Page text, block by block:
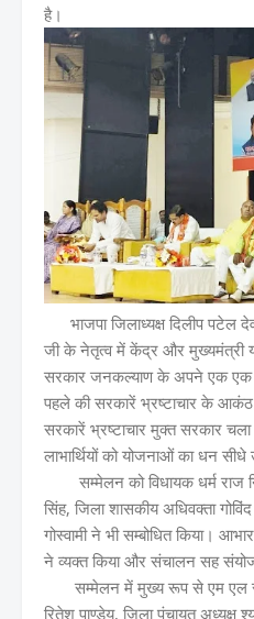
है।
भाजपा जिलाध्यक्ष दिलीप पटेल
जी के नेतृत्व में केंद्र और मुख्यमंत्री
सरकार जनकल्याण के अपने एक एक
पहले की सरकारें भ्रष्टाचार के आकंठ
सरकारें भ्रष्टाचार मुक्त सरकार चला
लाभार्थियों को योजनाओं का धन
सम्मेलन को विधायक धर्म राज
सिंह, जिला शासकीय अधिवक्ता
गोस्वामी ने भी सम्बोधित किया।
ने व्यक्त किया और संचालन सह
सम्मेलन में मुख्य रूप से एम एल सी
रितेश पाण्डेय, जिला पंचायत अध्यक्ष